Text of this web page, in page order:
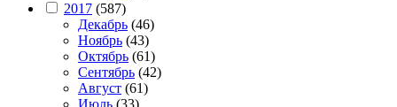
2017 (587)
Декабрь (46)
Ноябрь (43)
Октябрь (61)
Сентябрь (42)
Август (61)